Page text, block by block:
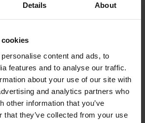
Details About
content and ads, to
features and to analyse our traffic.
about your use of our site with
and analytics partners who
other information that you’ve
that they’ve collected from your use
,Les meilleurs en santé
Thérapeute en nutrition en
à jour: